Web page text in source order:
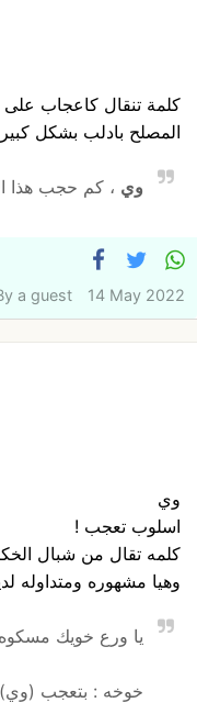
كلمة تنقال كاعجاب على
المصلح بادلب بشكل كبير
وي ، كم حجب هذا
a guest 14 May 2022
وي
اسلوب تعجب !
كلمه تقال من شبال
وهيا مشهوره ومتداوله
يا ورع خويك مسكوه
خوخه : بتعجب (وي)